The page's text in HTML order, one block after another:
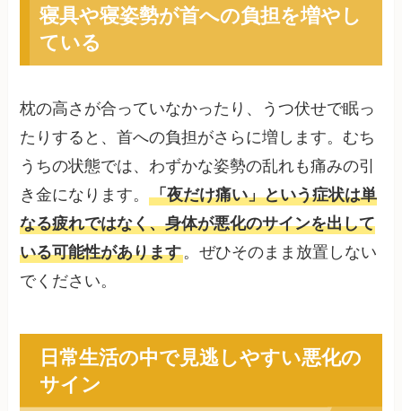
寝具や寝姿勢が首への負担を増やし
ている
枕の高さが合っていなかったり、うつ伏せで眠っ
たりすると、首への負担がさらに増します。むち
うちの状態では、わずかな姿勢の乱れも痛みの引
き金になります。「夜だけ痛い」という症状は単
なる疲れではなく、身体が悪化のサインを出して
いる可能性があります。ぜひそのまま放置しない
でください。
日常生活の中で見逃しやすい悪化の
サイン